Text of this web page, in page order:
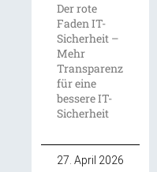
Der rote
Faden IT-
Sicherheit –
Mehr
Transparenz
für eine
bessere IT-
Sicherheit
27. April 2026